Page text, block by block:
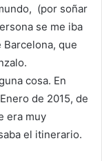
(por soñar
se me iba
que
cosa. En
de 2015, de
era muy
el itinerario.